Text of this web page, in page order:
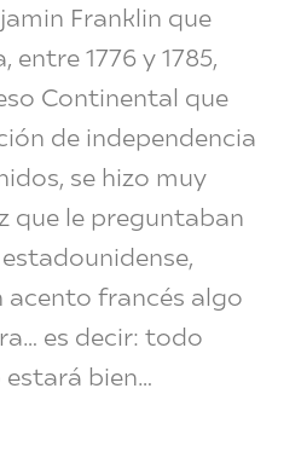
Franklin que
entre 1776 y 1785,
Continental que
de independencia
se hizo muy
que le preguntaban
acento francés algo
es decir: todo
bien…